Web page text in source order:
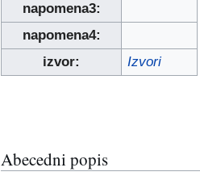
napomena3:
napomena4:
izvor:
Izvori
Abecedni popis